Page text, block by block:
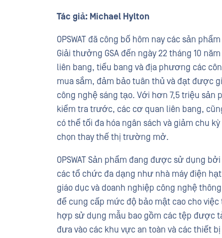
Tác giả: Michael Hylton
OPSWAT đã công bố hôm nay các sản
Giải thưởng GSA đến ngày 22 tháng 10
liên bang, tiểu bang và địa phương các
mua sắm, đảm bảo tuân thủ và đạt được
công nghệ sáng tạo. Với hơn 7,5 triệu
kiểm tra trước, các cơ quan liên bang,
có thể tối đa hóa ngân sách và giảm chu
chọn thay thế thị trường mở.
OPSWAT Sản phẩm đang được sử dụng
các tổ chức đa dạng như nhà máy điện
giáo dục và doanh nghiệp công nghệ
để cung cấp mức độ bảo mật cao cho
hợp sử dụng mẫu bao gồm các tệp được
đưa vào các khu vực an toàn và các thiết